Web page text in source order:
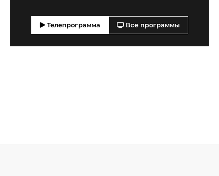
Телепрограмма Все программы